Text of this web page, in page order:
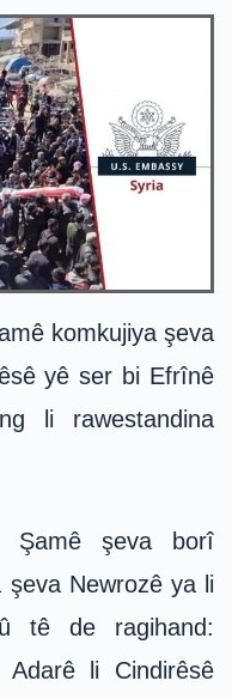
komkujiya şeva
yê ser bi Efrînê
li rawestandina
Şamê şeva borî
şeva Newrozê ya li
tê de ragihand:
Adarê li Cindirêsê